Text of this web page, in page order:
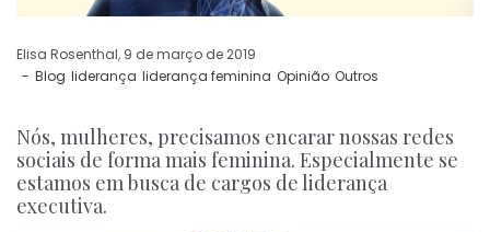
by
Elisa Rosenthal 9 de março de 2019
Blog liderança liderança feminina Opinião Outros
Nós, mulheres, precisamos encarar nossas redes
sociais de forma mais feminina. Especialmente se
estamos em busca de cargos de liderança
executiva.